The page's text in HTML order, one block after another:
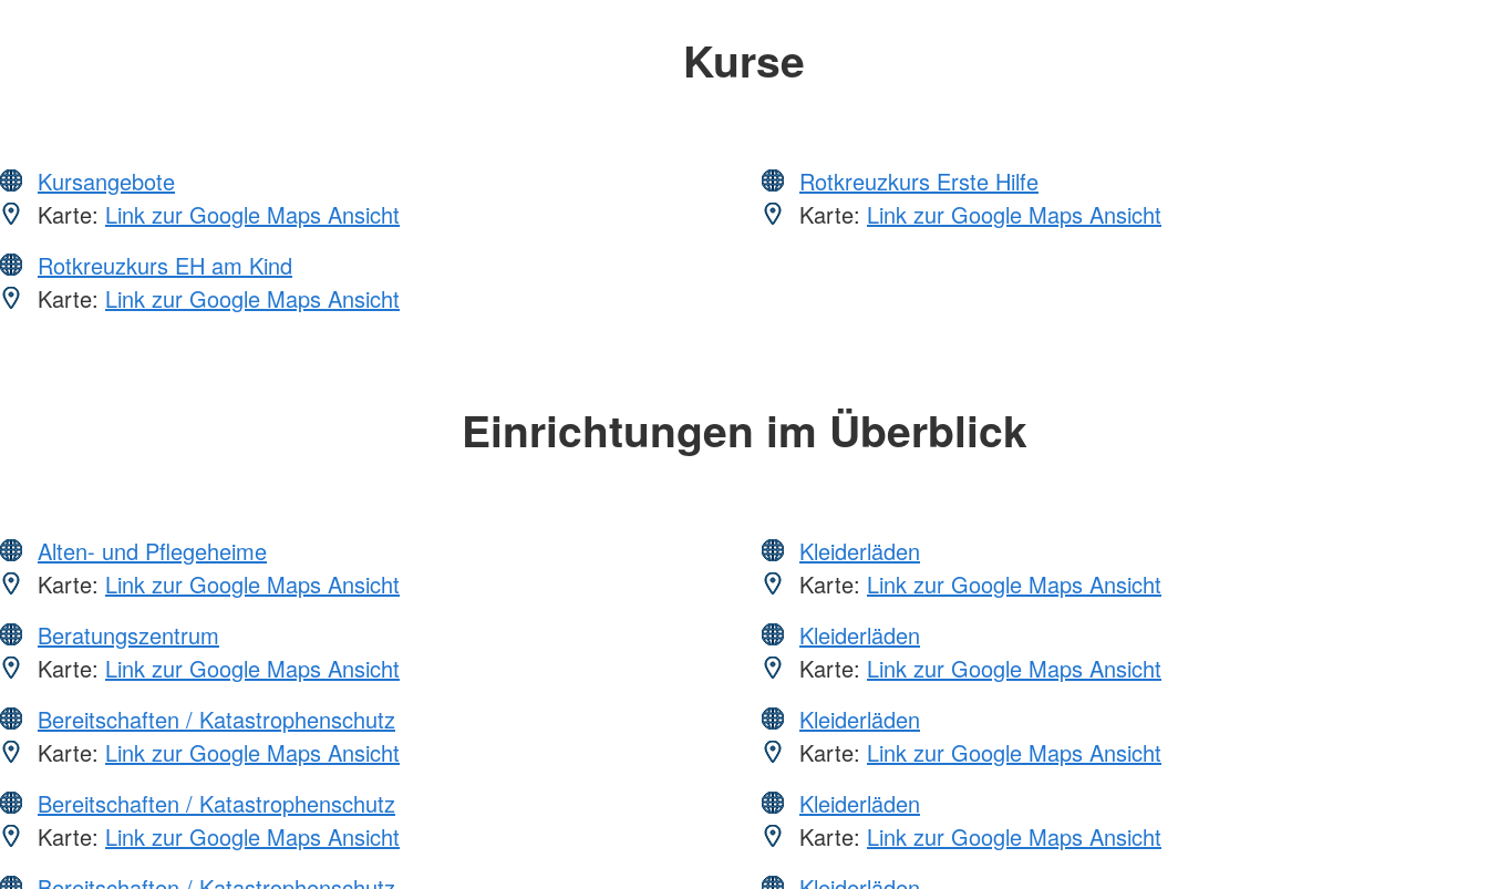
Kurse
Kursangebote
Karte: Link zur Google Maps Ansicht
Rotkreuzkurs EH am Kind
Karte: Link zur Google Maps Ansicht
Rotkreuzkurs Erste Hilfe
Karte: Link zur Google Maps Ansicht
Einrichtungen im Überblick
Alten- und Pflegeheime
Karte: Link zur Google Maps Ansicht
Beratungszentrum
Karte: Link zur Google Maps Ansicht
Bereitschaften / Katastrophenschutz
Karte: Link zur Google Maps Ansicht
Bereitschaften / Katastrophenschutz
Karte: Link zur Google Maps Ansicht
Kleiderläden
Karte: Link zur Google Maps Ansicht
Kleiderläden
Karte: Link zur Google Maps Ansicht
Kleiderläden
Karte: Link zur Google Maps Ansicht
Kleiderläden
Karte: Link zur Google Maps Ansicht